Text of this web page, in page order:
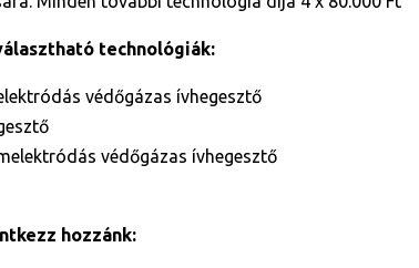
technológiák:
védőgázas ívhegesztő
védőgázas ívhegesztő
hozzánk: